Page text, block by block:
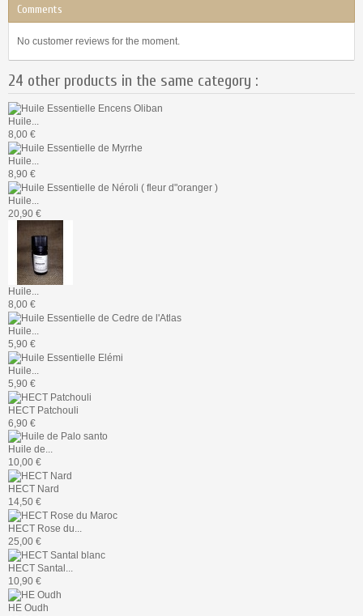
Comments
No customer reviews for the moment.
24 other products in the same category :
Huile...
8,00 €
Huile...
8,90 €
Huile...
20,90 €
Huile...
8,00 €
Huile...
5,90 €
Huile...
5,90 €
HECT Patchouli
6,90 €
Huile de...
10,00 €
HECT Nard
14,50 €
HECT Rose du...
25,00 €
HECT Santal...
10,90 €
HE Oudh